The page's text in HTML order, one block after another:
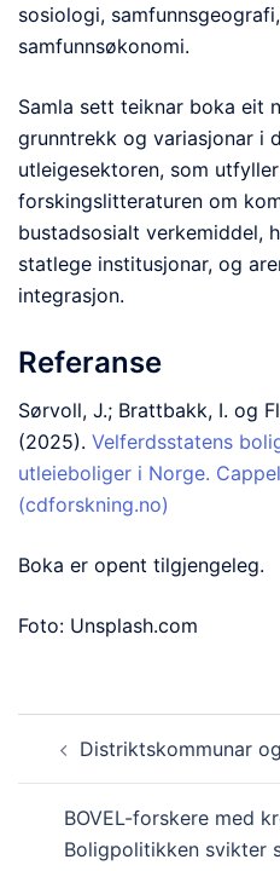
sosiologi,
samfunnsøkonomi.
Samla sett teiknar boka eit
grunntrekk og variasjonar i
utleigesektoren, som
forskingslitteraturen om
bustadsosialt verkemiddel,
statlege institusjonar, og
integrasjon.
Referanse
Sørvoll, J.; Brattbakk, I. og
(2025). Velferdsstatens
utleieboliger i Norge.
(cdforskning.no)
Boka er opent tilgjengeleg.
Foto: Unsplash.com
Distriktskommunar
BOVEL-forskere med
Boligpolitikken svikter